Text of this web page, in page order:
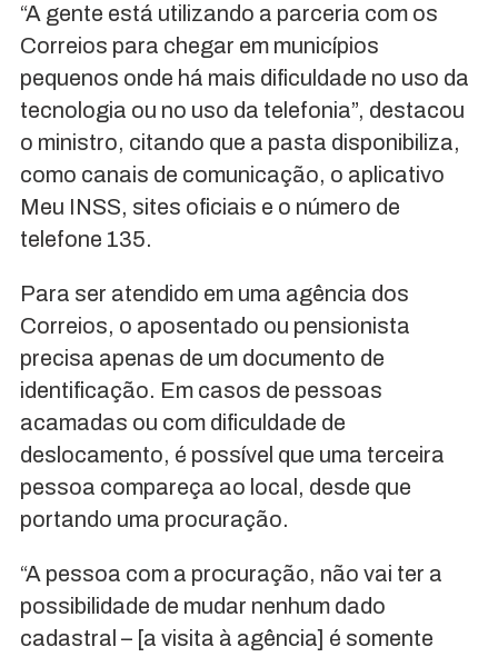
“A gente está utilizando a parceria com os
Correios para chegar em municípios
pequenos onde há mais dificuldade no uso da
tecnologia ou no uso da telefonia”, destacou
o ministro, citando que a pasta disponibiliza,
como canais de comunicação, o aplicativo
Meu INSS, sites oficiais e o número de
telefone 135.
Para ser atendido em uma agência dos
Correios, o aposentado ou pensionista
precisa apenas de um documento de
identificação. Em casos de pessoas
acamadas ou com dificuldade de
deslocamento, é possível que uma terceira
pessoa compareça ao local, desde que
portando uma procuração.
“A pessoa com a procuração, não vai ter a
possibilidade de mudar nenhum dado
cadastral – [a visita à agência] é somente